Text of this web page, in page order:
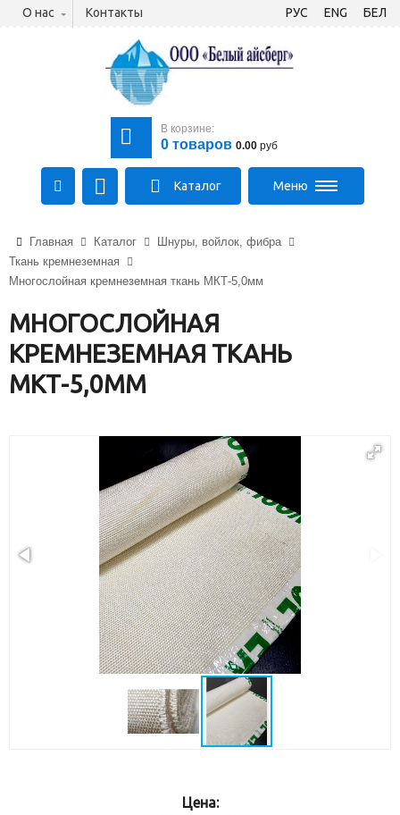
О нас Контакты РУС ENG БЕЛ
В корзине:
0 товаров 0.00 руб
+375 (29) 710-23-43
+375 (33) 315-03-03
aysberg-sales@yandex.by
Каталог Меню
Главная Каталог
Шнуры, войлок, фибра
Ткань кремнеземная
Многослойная кремнеземная ткань МКТ-5,0мм
МНОГОСЛОЙНАЯ
КРЕМНЕЗЕМНАЯ ТКАНЬ
МКТ-5,0ММ
Цена: